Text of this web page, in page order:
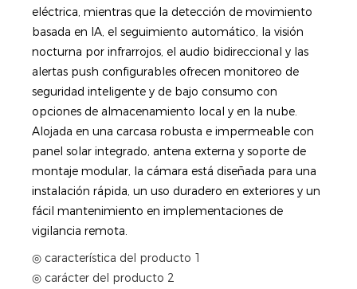
eléctrica, mientras que la detección de movimiento
basada en IA, el seguimiento automático, la visión
nocturna por infrarrojos, el audio bidireccional y las
alertas push configurables ofrecen monitoreo de
seguridad inteligente y de bajo consumo con
opciones de almacenamiento local y en la nube.
Alojada en una carcasa robusta e impermeable con
panel solar integrado, antena externa y soporte de
montaje modular, la cámara está diseñada para una
instalación rápida, un uso duradero en exteriores y un
fácil mantenimiento en implementaciones de
vigilancia remota.
◎ característica del producto 1
◎ carácter del producto 2